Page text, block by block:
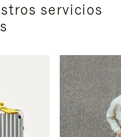
servicios